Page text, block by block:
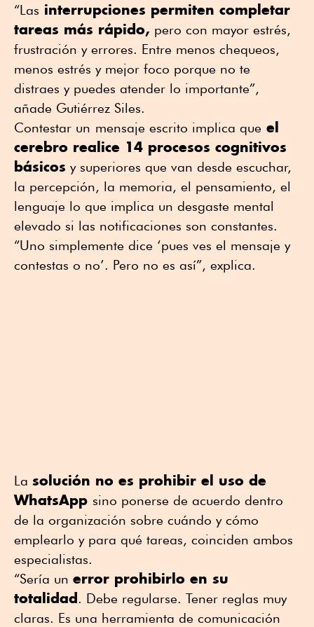
“Las interrupciones permiten completar
tareas más rápido, pero con mayor estrés,
frustración y errores. Entre menos chequeos,
menos estrés y mejor foco porque no te
distraes y puedes atender lo importante”,
añade Gutiérrez Siles.
Contestar un mensaje escrito implica que el
cerebro realice 14 procesos cognitivos
básicos y superiores que van desde escuchar,
la percepción, la memoria, el pensamiento, el
lenguaje lo que implica un desgaste mental
elevado si las notificaciones son constantes.
“Uno simplemente dice ‘pues ves el mensaje y
contestas o no’. Pero no es así”, explica.
La solución no es prohibir el uso de
WhatsApp sino ponerse de acuerdo dentro
de la organización sobre cuándo y cómo
emplearlo y para qué tareas, coinciden ambos
especialistas.
“Sería un error prohibirlo en su
totalidad . Debe regularse. Tener reglas muy
claras. Es una herramienta de comunicación